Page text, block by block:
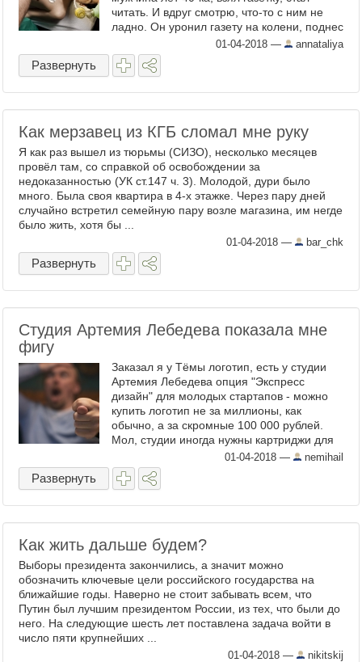
читать. И вдруг смотрю, что-то с ним не
ладно. Он уронил газету на колени, поднес
руку к голове и только и успел сказать: -
Что за... А потом ...
01-04-2018 — annataliya
Развернуть
Как мерзавец из КГБ сломал мне руку
Я как раз вышел из тюрьмы (СИЗО), несколько месяцев
провёл там, со справкой об освобождении за
недоказанностью (УК ст.147 ч. 3). Молодой, дури было
много. Была своя квартира в 4-х этажке. Через пару дней
случайно встретил семейную пару возле магазина, им негде
было жить, хотя бы ...
01-04-2018 — bar_chk
Развернуть
Студия Артемия Лебедева показала мне
фигу
Заказал я у Тёмы логотип, есть у студии
Артемия Лебедева опция "Экспресс
дизайн" для молодых стартапов - можно
купить логотип не за миллионы, как
обычно, а за скромные 100 000 рублей.
Мол, студии иногда нужны картриджи для
принтеров и прочая канцелярка, а с
больших контрактов не всегда ...
01-04-2018 — nemihail
Развернуть
Как жить дальше будем?
Выборы президента закончились, а значит можно
обозначить ключевые цели российского государства на
ближайшие годы. Наверно не стоит забывать всем, что
Путин был лучшим президентом России, из тех, что были до
него. На следующие шесть лет поставлена задача войти в
число пяти крупнейших ...
01-04-2018 — nikitskij